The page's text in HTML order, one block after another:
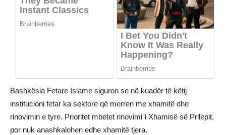
Bashkësia Fetare Islame siguron se në kuadër të këtij
institucioni fetar ka sektore që merren me xhamitë dhe
rinovimin e tyre. Prioritet mbetet rinovimi I Xhamisë së Prilepit,
por nuk anashkalohen edhe xhamitë tjera.